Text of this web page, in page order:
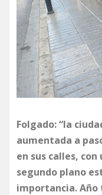
Folgado: “la
aumentada a
en sus calles,
segundo plano
importancia. Año